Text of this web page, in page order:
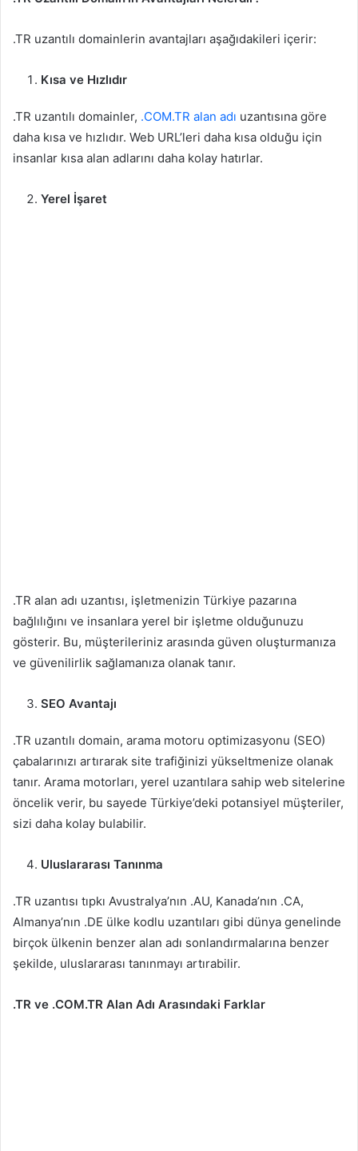
.TR uzantılı domainlerin avantajları aşağıdakileri içerir:
Kısa ve Hızlıdır
.TR uzantılı domainler, .COM.TR alan adı uzantısına göre
daha kısa ve hızlıdır. Web URL’leri daha kısa olduğu için
insanlar kısa alan adlarını daha kolay hatırlar.
Yerel İşaret
.TR alan adı uzantısı, işletmenizin Türkiye pazarına
bağlılığını ve insanlara yerel bir işletme olduğunuzu
gösterir. Bu, müşterileriniz arasında güven oluşturmanıza
ve güvenilirlik sağlamanıza olanak tanır.
SEO Avantajı
.TR uzantılı domain, arama motoru optimizasyonu (SEO)
çabalarınızı artırarak site trafiğinizi yükseltmenize olanak
tanır. Arama motorları, yerel uzantılara sahip web sitelerine
öncelik verir, bu sayede Türkiye’deki potansiyel müşteriler,
sizi daha kolay bulabilir.
Uluslararası Tanınma
.TR uzantısı tıpkı Avustralya’nın .AU, Kanada’nın .CA,
Almanya’nın .DE ülke kodlu uzantıları gibi dünya genelinde
birçok ülkenin benzer alan adı sonlandırmalarına benzer
şekilde, uluslararası tanınmayı artırabilir.
.TR ve .COM.TR Alan Adı Arasındaki Farklar